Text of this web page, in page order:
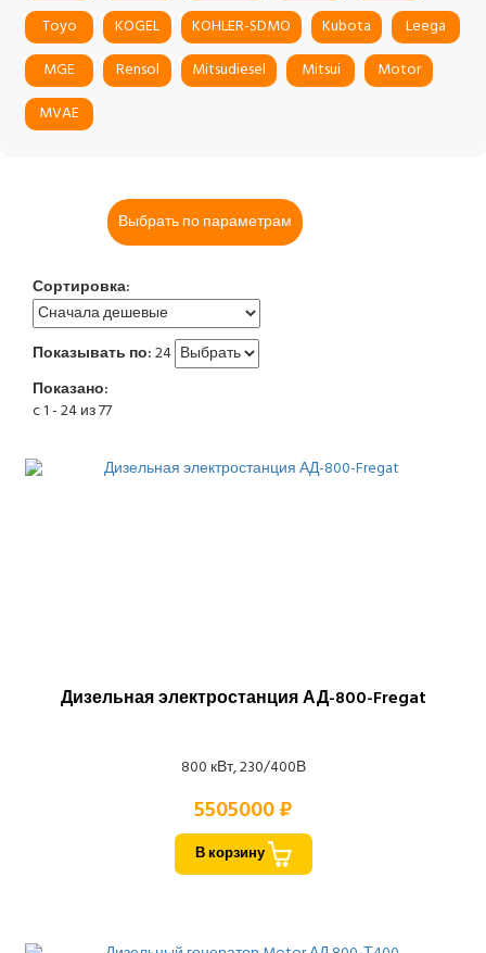
Toyo
KOGEL KOHLER-SDMO Kubota
Leega
MGE
Rensol Mitsudiesel Mitsui
Motor
MVAE
Выбрать по параметрам
Сортировка:
Показывать по:24
Показано:
c 1 - 24 из 77
Дизельная электростанция АД-800-Fregat
800 кВт, 230/400В
5505000 ₽
В корзину